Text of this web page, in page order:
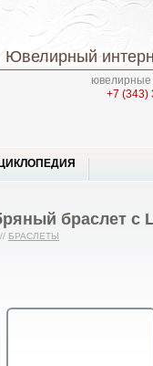
Ювелирный
ювелирные
+7 (343)
браслет с
// БРАСЛЕТЫ